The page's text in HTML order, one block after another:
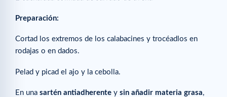
Preparación:
Cortad los extremos de los calabacines y trocéadlos en
rodajas o en dados.
Pelad y picad el ajo y la cebolla.
En una sartén antiadherente y sin añadir materia grasa,